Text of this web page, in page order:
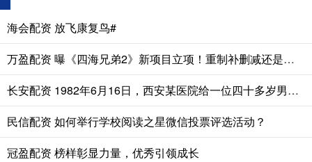
海会配资 放飞康复鸟#
万盈配资 曝《四海兄弟2》新项目立项！重制补删减还是新作续传奇？
长安配资 1982年6月16日，西安某医院给一位四十多岁男人做遗体解剖。医生发
民信配资 如何举行学校阅读之星微信投票评选活动？
冠盈配资 榜样彰显力量，优秀引领成长